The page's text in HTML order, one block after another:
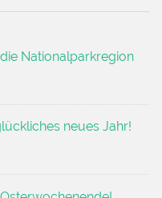
Nationalparkregion
neues Jahr!